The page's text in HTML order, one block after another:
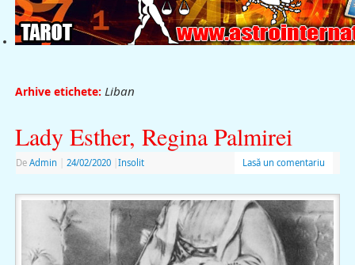
Arhive etichete: Liban
Lady Esther, Regina Palmirei
De Admin 24/02/2020 Insolit Lasă un comentariu